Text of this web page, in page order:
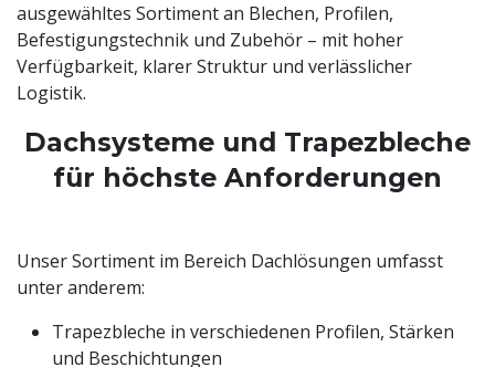
ausgewähltes Sortiment an Blechen, Profilen,
Befestigungstechnik und Zubehör – mit hoher
Verfügbarkeit, klarer Struktur und verlässlicher
Logistik.
Dachsysteme und Trapezbleche
für höchste Anforderungen
Unser Sortiment im Bereich Dachlösungen umfasst
unter anderem:
Trapezbleche in verschiedenen Profilen, Stärken
und Beschichtungen